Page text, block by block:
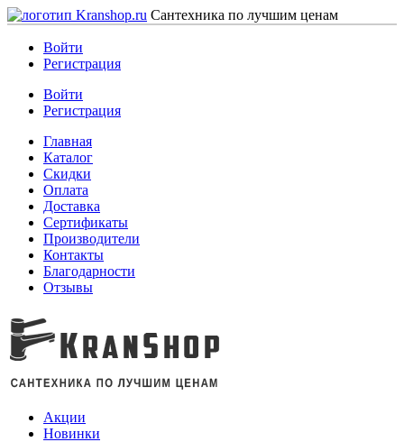
Сантехника по лучшим ценам
Войти
Регистрация
Войти
Регистрация
Главная
Каталог
Скидки
Оплата
Доставка
Сертификаты
Производители
Контакты
Благодарности
Отзывы
Акции
Новинки